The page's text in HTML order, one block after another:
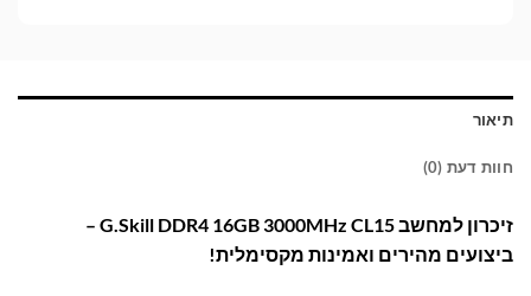
תיאור
חוות דעת (0)
זיכרון למחשב G.Skill DDR4 16GB 3000MHz CL15 –
ביצועים מהירים ואמינות מקסימלית!